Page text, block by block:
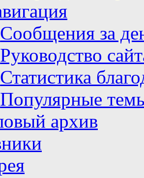
Сообщения за
Руководство
Статистика
Популярные
архив